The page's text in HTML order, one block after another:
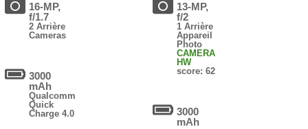
16-MP,
f/1.7
2 Arrière
Cameras
3000
mAh
Qualcomm
Quick
Charge 4.0
13-MP,
f/2
1 Arrière
Appareil
Photo
CAMERA
HW
score: 62
3000
mAh